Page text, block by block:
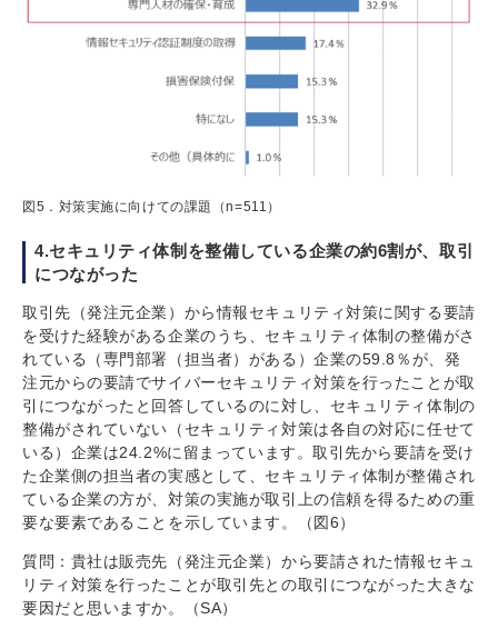
図5．対策実施に向けての課題（n=511）
4.セキュリティ体制を整備している企業の約6割が、取引
につながった
取引先（発注元企業）から情報セキュリティ対策に関する要請
を受けた経験がある企業のうち、セキュリティ体制の整備がさ
れている（専門部署（担当者）がある）企業の59.8％が、発
注元からの要請でサイバーセキュリティ対策を行ったことが取
引につながったと回答しているのに対し、セキュリティ体制の
整備がされていない（セキュリティ対策は各自の対応に任せて
いる）企業は24.2%に留まっています。取引先から要請を受け
た企業側の担当者の実感として、セキュリティ体制が整備され
ている企業の方が、対策の実施が取引上の信頼を得るための重
要な要素であることを示しています。（図6）
質問：貴社は販売先（発注元企業）から要請された情報セキュ
リティ対策を行ったことが取引先との取引につながった大きな
要因だと思いますか。（SA）